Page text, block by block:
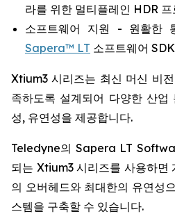
라를 위한 멀티플레인 HDR
소프트웨어 지원 - 원활한
Sapera™ LT 소프트웨어
Xtium3 시리즈는 최신 머신 비
족하도록 설계되어 다양한 산
성, 유연성을 제공합니다.
Teledyne의 Sapera LT
되는 Xtium3 시리즈를 사용하면
의 오버헤드와 최대한의 유연성
스템을 구축할 수 있습니다.